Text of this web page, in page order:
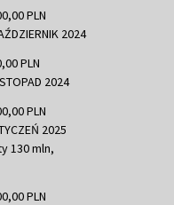
PLN
2024
PLN
2024
PLN
2025
130 mln,
PLN